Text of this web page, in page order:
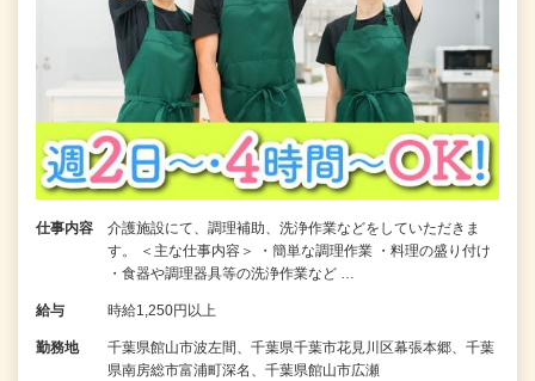
仕事内容
介護施設にて、調理補助、洗浄作業などをしていただきま
す。 ＜主な仕事内容＞ ・簡単な調理作業 ・料理の盛り付け
・食器や調理器具等の洗浄作業など …
給与 時給1,250円以上
勤務地
千葉県館山市波左間、千葉県千葉市花見川区幕張本郷、千葉
県南房総市富浦町深名、千葉県館山市広瀬